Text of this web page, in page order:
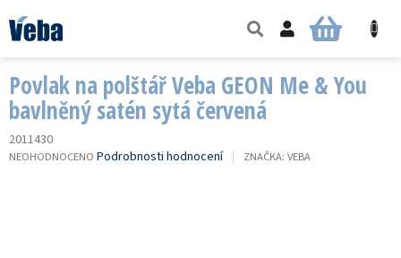
na
obsah
NÁKUPNÍ
Povlak na polštář Veba GEON Me & You
bavlněný satén sytá červená
2011430
PRŮMĚRNÉ
NEOHODNOCENO Podrobnosti hodnocení ZNAČKA: VEBA